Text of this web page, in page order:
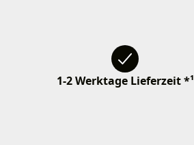
1-2 Werktage Lieferzeit *¹